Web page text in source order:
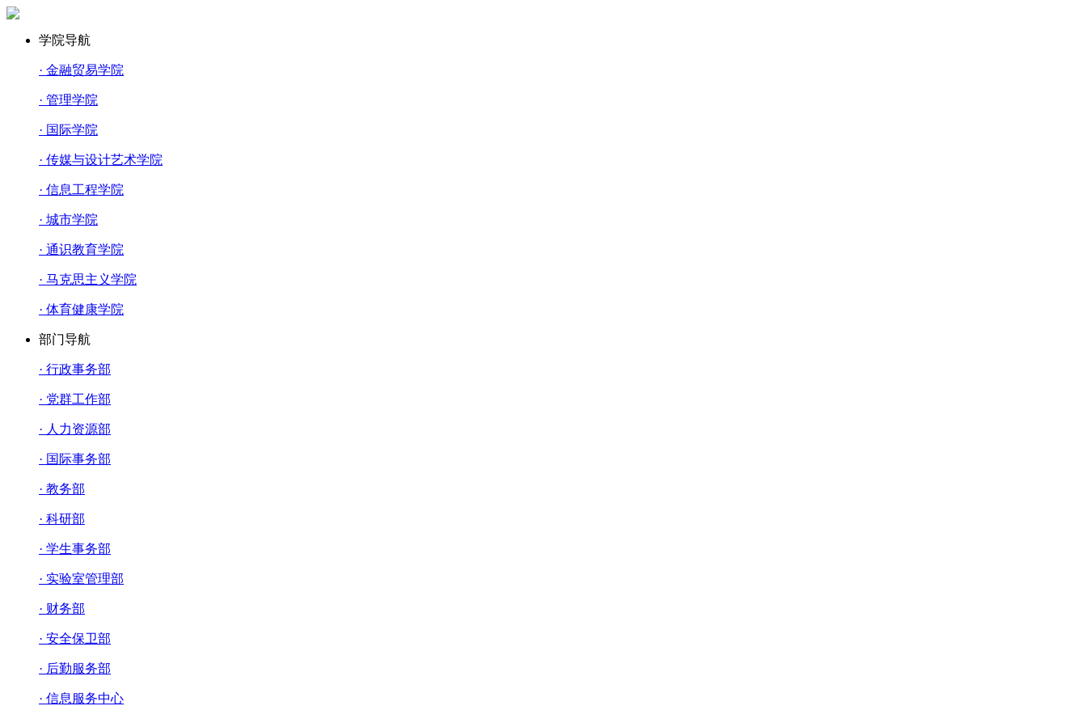
学院导航
· 金融贸易学院
· 管理学院
· 国际学院
· 传媒与设计艺术学院
· 信息工程学院
· 城市学院
· 通识教育学院
· 马克思主义学院
· 体育健康学院
部门导航
· 行政事务部
· 党群工作部
· 人力资源部
· 国际事务部
· 教务部
· 科研部
· 学生事务部
· 实验室管理部
· 财务部
· 安全保卫部
· 后勤服务部
· 信息服务中心